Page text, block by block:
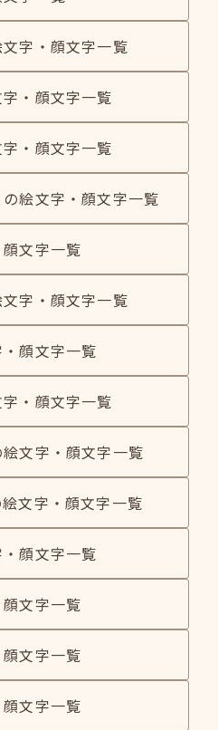
字・顔文字一覧
・顔文字一覧
・顔文字一覧
絵文字・顔文字一覧
文字一覧
字・顔文字一覧
顔文字一覧
・顔文字一覧
文字・顔文字一覧
文字・顔文字一覧
顔文字一覧
文字一覧
文字一覧
文字一覧